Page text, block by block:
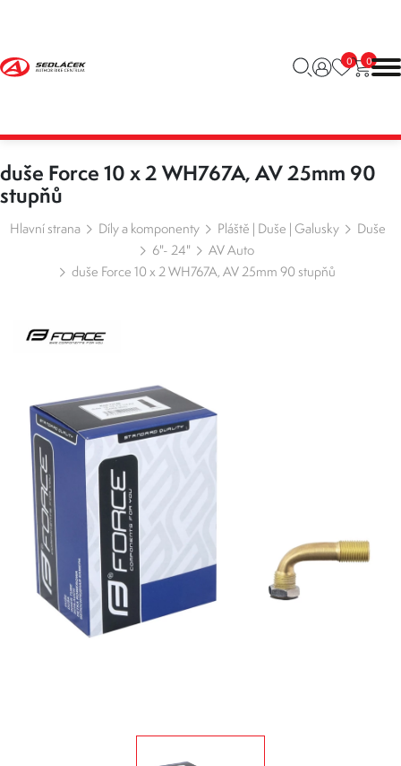
0 0
duše Force 10 x 2 WH767A, AV 25mm 90
stupňů
Hlavní strana Díly a komponenty Pláště | Duše | Galusky
Duše
6"- 24"
AV Auto
duše Force 10 x 2 WH767A, AV 25mm 90 stupňů